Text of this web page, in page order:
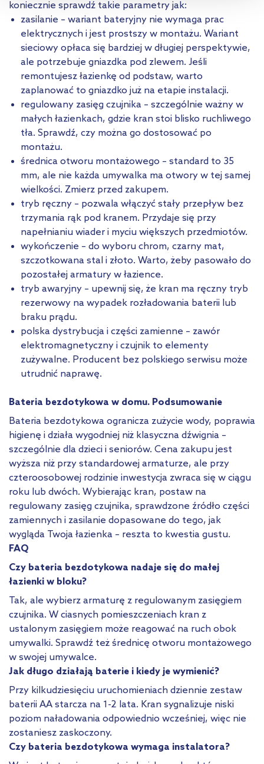
przejdź do zakładek „Informacje o plikach cookie”.
koniecznie sprawdź takie parametry jak:
zasilanie – wariant bateryjny nie wymaga prac
elektrycznych i jest prostszy w montażu. Wariant
sieciowy opłaca się bardziej w długiej perspektywie,
ale potrzebuje gniazdka pod zlewem. Jeśli
remontujesz łazienkę od podstaw, warto
zaplanować to gniazdko już na etapie instalacji.
regulowany zasięg czujnika – szczególnie ważny w
małych łazienkach, gdzie kran stoi blisko ruchliwego
tła. Sprawdź, czy można go dostosować po
montażu.
średnica otworu montażowego – standard to 35
mm, ale nie każda umywalka ma otwory w tej samej
wielkości. Zmierz przed zakupem.
tryb ręczny – pozwala włączyć stały przepływ bez
trzymania rąk pod kranem. Przydaje się przy
napełnianiu wiader i myciu większych przedmiotów.
wykończenie – do wyboru chrom, czarny mat,
szczotkowana stal i złoto. Warto, żeby pasowało do
pozostałej armatury w łazience.
tryb awaryjny – upewnij się, że kran ma ręczny tryb
rezerwowy na wypadek rozładowania baterii lub
braku prądu.
polska dystrybucja i części zamienne – zawór
elektromagnetyczny i czujnik to elementy
zużywalne. Producent bez polskiego serwisu może
utrudnić naprawę.
Bateria bezdotykowa w domu. Podsumowanie
Bateria bezdotykowa ogranicza zużycie wody, poprawia
higienę i działa wygodniej niż klasyczna dźwignia –
szczególnie dla dzieci i seniorów. Cena zakupu jest
wyższa niż przy standardowej armaturze, ale przy
czteroosobowej rodzinie inwestycja zwraca się w ciągu
roku lub dwóch. Wybierając kran, postaw na
regulowany zasięg czujnika, sprawdzone źródło części
zamiennych i zasilanie dopasowane do tego, jak
wygląda Twoja łazienka – reszta to kwestia gustu.
FAQ
Czy bateria bezdotykowa nadaje się do małej
łazienki w bloku?
Tak, ale wybierz armaturę z regulowanym zasięgiem
czujnika. W ciasnych pomieszczeniach kran z
ustalonym zasięgiem może reagować na ruch obok
umywalki. Sprawdź też średnicę otworu montażowego
w swojej umywalce.
Jak długo działają baterie i kiedy je wymienić?
Przy kilkudziesięciu uruchomieniach dziennie zestaw
baterii AA starcza na 1-2 lata. Kran sygnalizuje niski
poziom naładowania odpowiednio wcześniej, więc nie
zostaniesz zaskoczony.
Czy bateria bezdotykowa wymaga instalatora?